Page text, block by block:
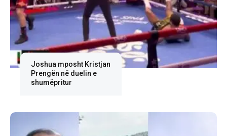
Joshua mposht Kristjan
Prengën në duelin e
shumëpritur